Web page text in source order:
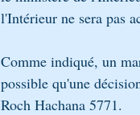
l'Intérieur ne sera pas
Comme indiqué, un
possible qu'une
Roch Hachana 5771.